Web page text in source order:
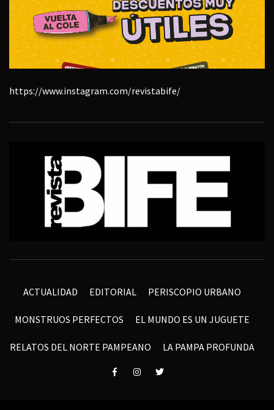
https://www.instagram.com/revistabife/
ACTUALIDAD EDITORIAL PERISCOPIO URBANO
MONSTRUOS PERFECTOS EL MUNDO ES UN JUGUETE
RELATOS DEL NORTE PAMPEANO LA PAMPA PROFUNDA
ElementoElementoElemento